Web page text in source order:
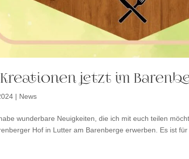
jetzt im
| News
wunderbare Neuigkeiten, die ich mit euch teilen
Hof in Lutter am Barenberge erwerben. Es ist